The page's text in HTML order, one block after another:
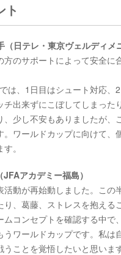
ト
日テレ・東京ヴェルディメ
方のサポートによって安全
は、1日目はシュート対応
チ出来ずにこぼしてしまっ
、少し不安もありましたが
。ワールドカップに向けて
。
アカデミー福島）
活動が再始動しました。こ
り、葛藤、ストレスを抱え
ムコンセプトを確認する中
うワールドカップです。私
うことを覚悟したいと思い